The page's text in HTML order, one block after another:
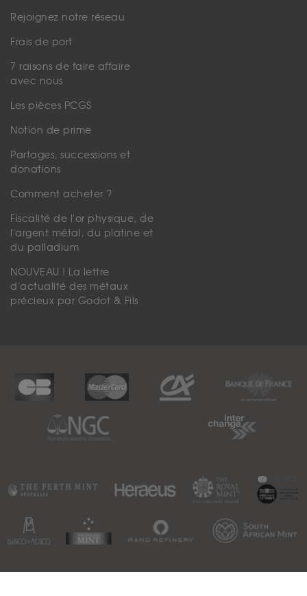
Rejoignez notre réseau
Frais de port
7 raisons de faire affaire
avec nous
Les pièces PCGS
Notion de prime
Partages, successions et
donations
Comment acheter ?
Fiscalité de l'or physique, de
l'argent métal, du platine et
du palladium
NOUVEAU ! La lettre
d'actualité des métaux
précieux par Godot & Fils